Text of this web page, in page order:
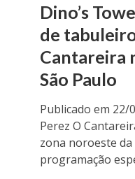
Dino’s
de
Cantareira
São Paulo
Publicado em 22/
Perez O
zona noroeste
programação